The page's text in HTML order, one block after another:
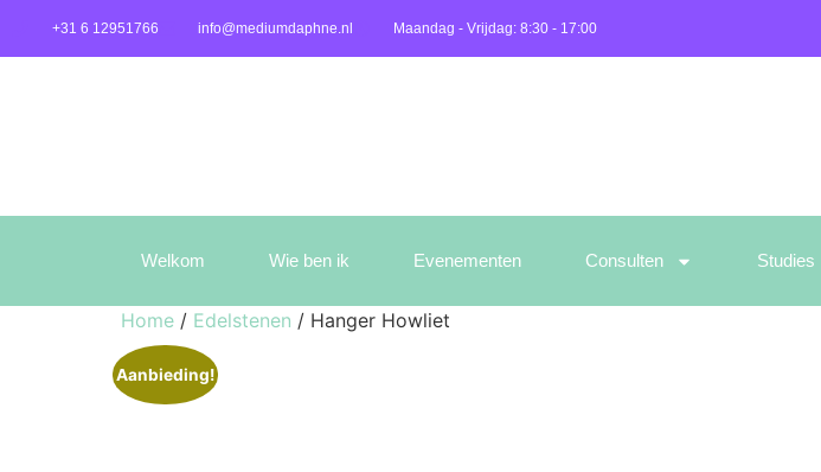
+31 6 12951766 info@mediumdaphne.nl Maandag - Vrijdag: 8:30 - 17:00
Welkom Wie ben ik Evenementen Consulten Studies
Home / Edelstenen / Hanger Howliet
Aanbieding!